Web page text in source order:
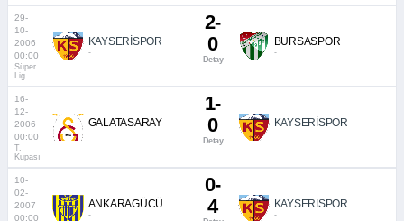
29-
10-
2006
00:00
Süper
Lig
KAYSERİSPOR
-
2-
0
Detay
BURSASPOR
-
16-
12-
2006
00:00
T.
Kupası
GALATASARAY
-
1-
0
Detay
KAYSERİSPOR
-
10-
02-
2007
00:00
ANKARAGÜCÜ
-
0-
4
KAYSERİSPOR
-